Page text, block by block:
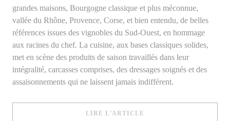
grandes maisons, Bourgogne classique et plus méconnue,
vallée du Rhône, Provence, Corse, et bien entendu, de belles
références issues des vignobles du Sud-Ouest, en hommage
aux racines du chef. La cuisine, aux bases classiques solides,
met en scène des produits de saison travaillés dans leur
intégralité, carcasses comprises, des dressages soignés et des
assaisonnements qui ne laissent jamais indifférent.
LIRE L'ARTICLE